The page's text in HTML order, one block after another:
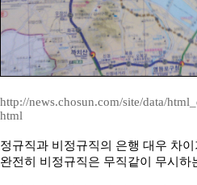
http://news.chosun.com/site/data/
html
정규직과 비정규직의 은행 대우 차
완전히 비정규직은 무직같이 무시하